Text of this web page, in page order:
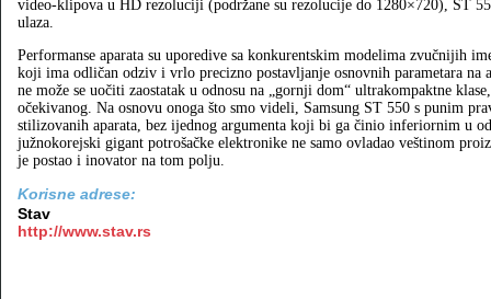
video-klipova u HD rezoluciji (podržane su rezolucije do 1280×720), ST
ulaza.
Performanse aparata su uporedive sa konkurentskim modelima zvučnijih
koji ima odličan odziv i vrlo precizno postavljanje osnovnih parametara
ne može se uočiti zaostatak u odnosu na „gornji dom“ ultrakompaktne
očekivanog. Na osnovu onoga što smo videli, Samsung ST 550 s punim
stilizovanih aparata, bez ijednog argumenta koji bi ga činio inferiornim u
južnokorejski gigant potrošačke elektronike ne samo ovladao veštinom
je postao i inovator na tom polju.
Korisne adrese:
Stav
http://www.stav.rs